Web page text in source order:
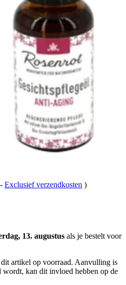
- Exclusief verzendkosten )
13. augustus als je bestelt voor
artikel op voorraad. Aanvulling is
wordt, kan dit invloed hebben op de